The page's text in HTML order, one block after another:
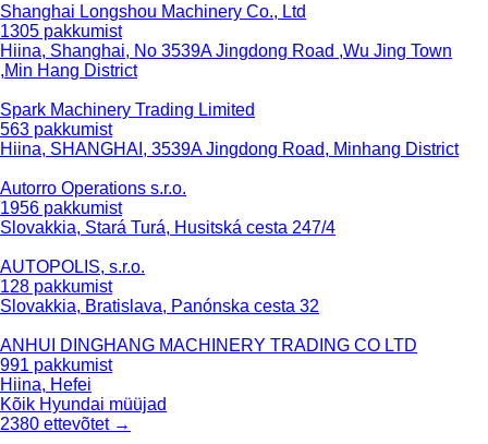
Shanghai Longshou Machinery Co., Ltd
1305 pakkumist
Hiina, Shanghai, No 3539A Jingdong Road ,Wu Jing Town
,Min Hang District
Spark Machinery Trading Limited
563 pakkumist
Hiina, SHANGHAI, 3539A Jingdong Road, Minhang District
Autorro Operations s.r.o.
1956 pakkumist
Slovakkia, Stará Turá, Husitská cesta 247/4
AUTOPOLIS, s.r.o.
128 pakkumist
Slovakkia, Bratislava, Panónska cesta 32
ANHUI DINGHANG MACHINERY TRADING CO LTD
991 pakkumist
Hiina, Hefei
Kõik Hyundai müüjad
2380 ettevõtet →